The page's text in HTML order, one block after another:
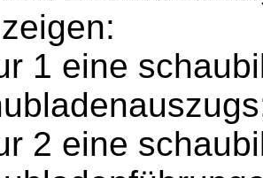
1 eine
2 eine